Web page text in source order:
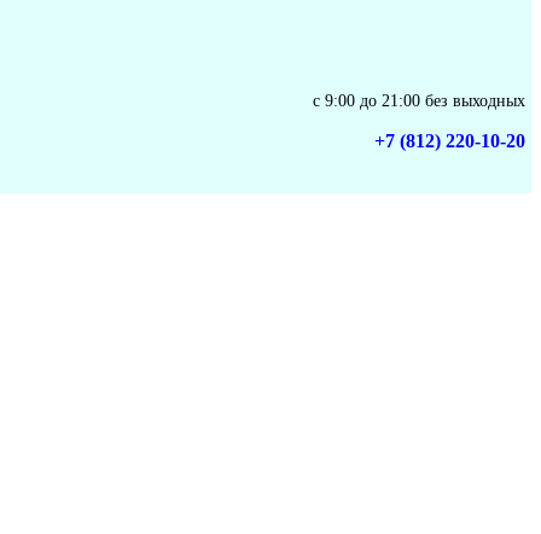
с 9:00 до 21:00 без выходных
+7 (812) 220-10-20